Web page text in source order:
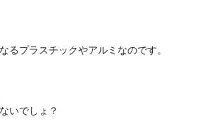
るプラスチックやアルミなのです。
いでしょ？